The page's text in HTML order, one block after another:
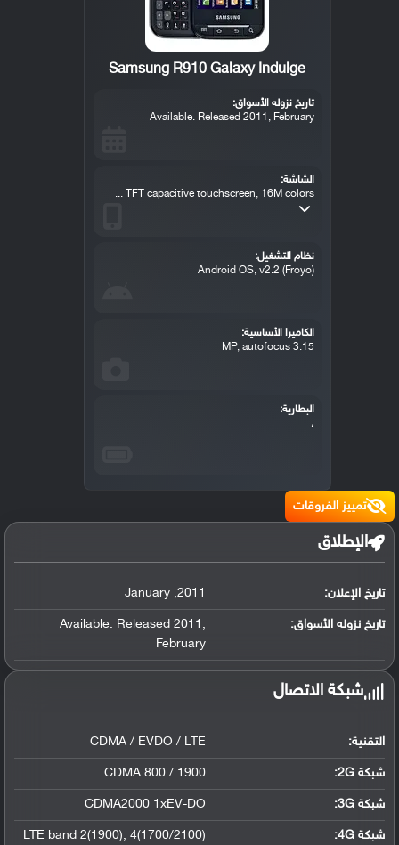
Samsung R910 Galaxy Indulge
تاريخ نزوله الأسواق:
Available. Released 2011, February
الشاشة:
TFT capacitive touchscreen, 16M colors ...
نظام التشغيل:
Android OS, v2.2 (Froyo)
الكاميرا الأساسية:
3.15 MP, autofocus
البطارية:
،
تمييز الفروقات
الإطلاق
تاريخ الإعلان: 2011
,
January
تاريخ نزوله الأسواق: Available. Released 2011 ,
February
شبكة الاتصال
التقنية: CDMA / EVDO / LTE
شبكة 2G: CDMA 800 / 1900
شبكة 3G :
CDMA2000 1xEV-DO
شبكة 4G :
LTE band 2(1900), 4(1700/2100)